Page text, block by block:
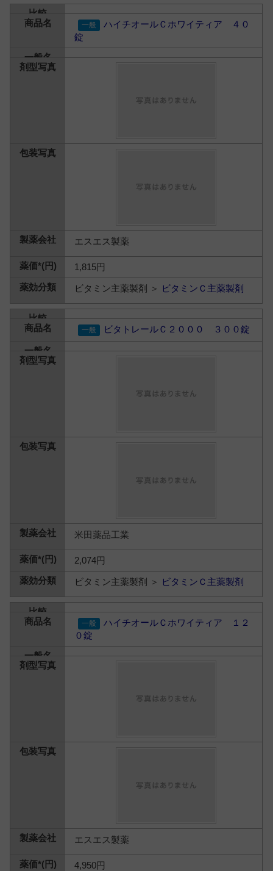
ハイチオールＣホワイティア ４０
錠
エスエス製薬
1,815円
ビタミン主薬製剤 ＞ ビタミンＣ主薬製剤
ビタトレールＣ２０００ ３００錠
米田薬品工業
2,074円
ビタミン主薬製剤 ＞ ビタミンＣ主薬製剤
ハイチオールＣホワイティア １２
０錠
エスエス製薬
4,950円